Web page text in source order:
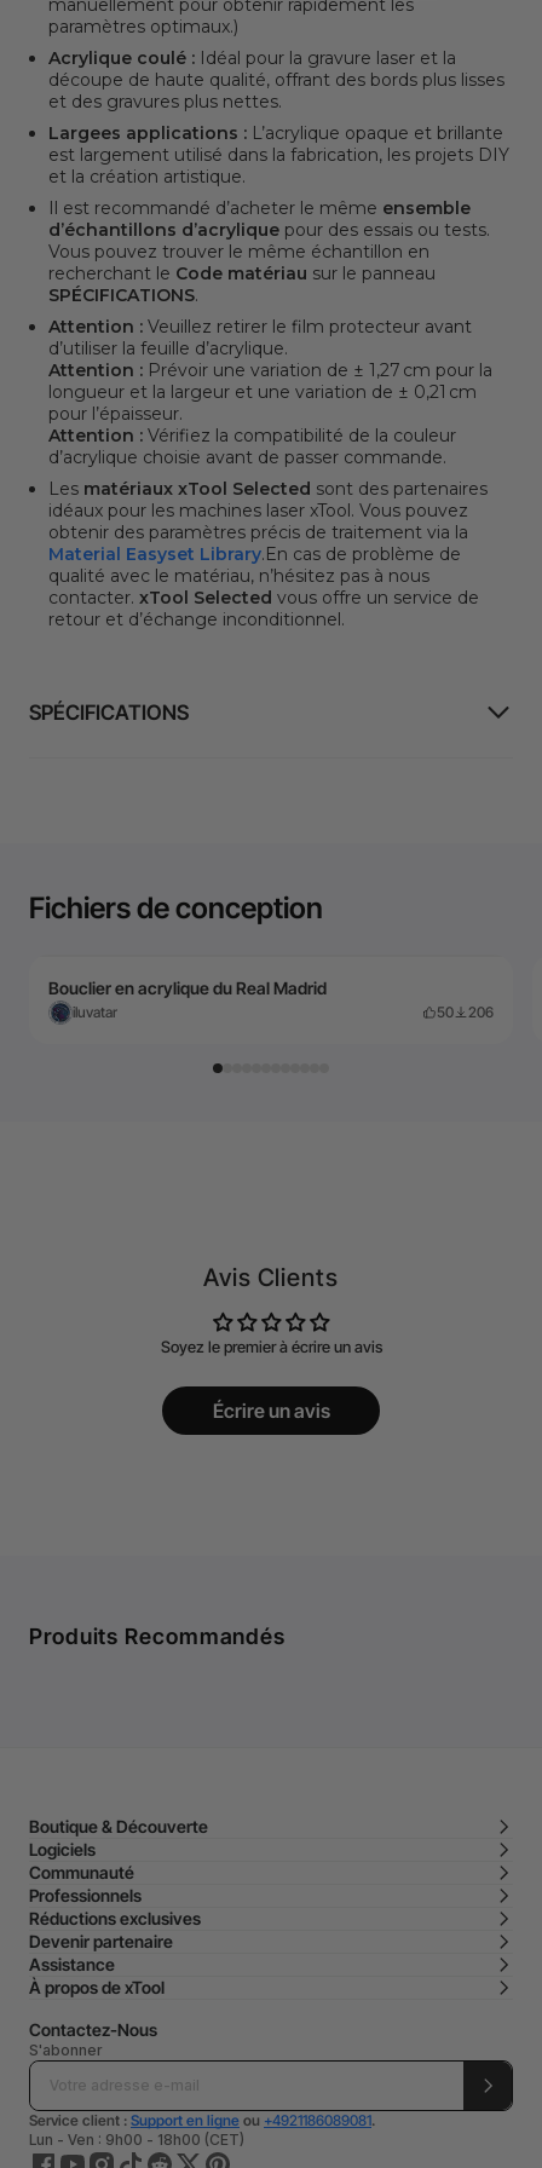
manuellement pour obtenir rapidement les
paramètres optimaux.)
Acrylique coulé : Idéal pour la gravure laser et la
découpe de haute qualité, offrant des bords plus lisses
et des gravures plus nettes.
Largees applications : L’acrylique opaque et brillante
est largement utilisé dans la fabrication, les projets DIY
et la création artistique.
Il est recommandé d’acheter le même ensemble
d’échantillons d’acrylique pour des essais ou tests.
Vous pouvez trouver le même échantillon en
recherchant le Code matériau sur le panneau
SPÉCIFICATIONS.
Attention : Veuillez retirer le film protecteur avant
d’utiliser la feuille d’acrylique.
Attention : Prévoir une variation de ± 1,27 cm pour la
longueur et la largeur et une variation de ± 0,21 cm
pour l’épaisseur.
Attention : Vérifiez la compatibilité de la couleur
d’acrylique choisie avant de passer commande.
Les matériaux xTool Selected sont des partenaires
idéaux pour les machines laser xTool. Vous pouvez
obtenir des paramètres précis de traitement via la
Material Easyset Library.En cas de problème de
qualité avec le matériau, n’hésitez pas à nous
contacter. xTool Selected vous offre un service de
retour et d’échange inconditionnel.
SPÉCIFICATIONS
Fichiers de conception
Bouclier en acrylique du Real Madrid
iluvatar 50 206
Avis Clients
Soyez le premier à écrire un avis
Écrire un avis
Produits Recommandés
Boutique & Découverte
Logiciels
Communauté
Professionnels
Réductions exclusives
Devenir partenaire
Assistance
À propos de xTool
Contactez-Nous
S'abonner
Service client : Support en ligne ou +4921186089081.
Lun - Ven : 9h00 - 18h00 (CET)